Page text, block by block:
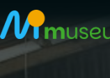
para
o
conteúdo